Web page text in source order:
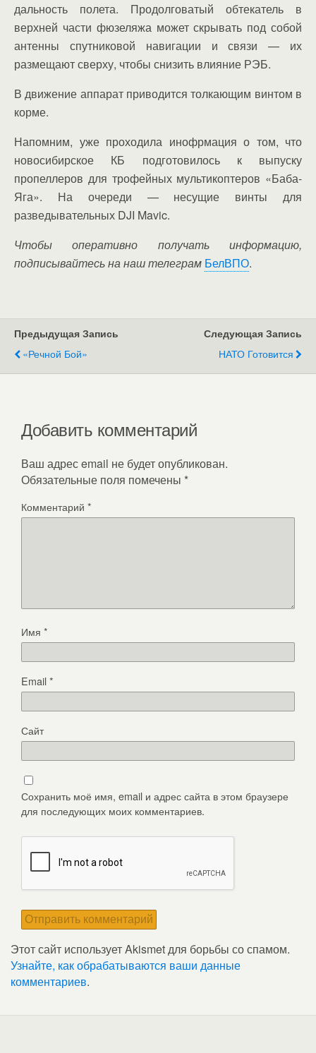
дальность полета. Продолговатый обтекатель в
верхней части фюзеляжа может скрывать под собой
антенны спутниковой навигации и связи — их
размещают сверху, чтобы снизить влияние РЭБ.
В движение аппарат приводится толкающим винтом в
корме.
Напомним, уже проходила инофрмация о том, что
новосибирское КБ подготовилось к выпуску
пропеллеров для трофейных мультикоптеров «Баба-
Яга». На очереди — несущие винты для
разведывательных DJI Mavic.
Чтобы оперативно получать информацию,
подписывайтесь на наш телеграм БелВПО.
Предыдущая Запись
«Речной Бой»
Следующая Запись
НАТО Готовится
Добавить комментарий
Ваш адрес email не будет опубликован.
Обязательные поля помечены *
Комментарий *
Имя *
Email*
Сайт
Сохранить моё имя, email и адрес сайта в этом браузере
для последующих моих комментариев.
Этот сайт использует Akismet для борьбы со спамом.
Узнайте, как обрабатываются ваши данные
комментариев.